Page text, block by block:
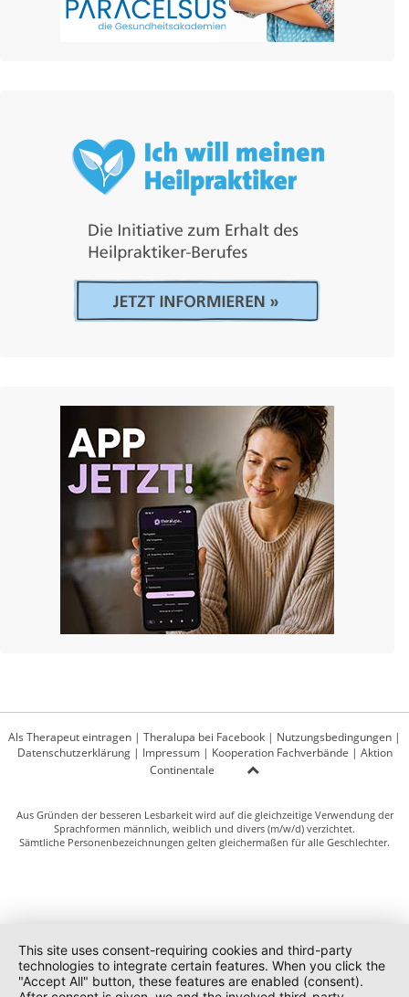
Als Therapeut eintragen | Theralupa bei Facebook | Nutzungsbedingungen |
Datenschutzerklärung| Impressum| Kooperation Fachverbände | Aktion
Continentale
Aus Gründen der besseren Lesbarkeit wird auf die gleichzeitige Verwendung der
Sprachformen männlich, weiblich und divers (m/w/d) verzichtet.
Sämtliche Personenbezeichnungen gelten gleichermaßen für alle Geschlechter.
This site uses consent-requiring cookies and third-party
technologies to integrate certain features. When you click the
"Accept All" button, these features are enabled (consent).